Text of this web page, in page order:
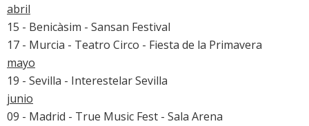
abril
15 - Benicàsim - Sansan Festival
17 - Murcia - Teatro Circo - Fiesta de la Primavera
mayo
19 - Sevilla - Interestelar Sevilla
junio
09 - Madrid - True Music Fest - Sala Arena